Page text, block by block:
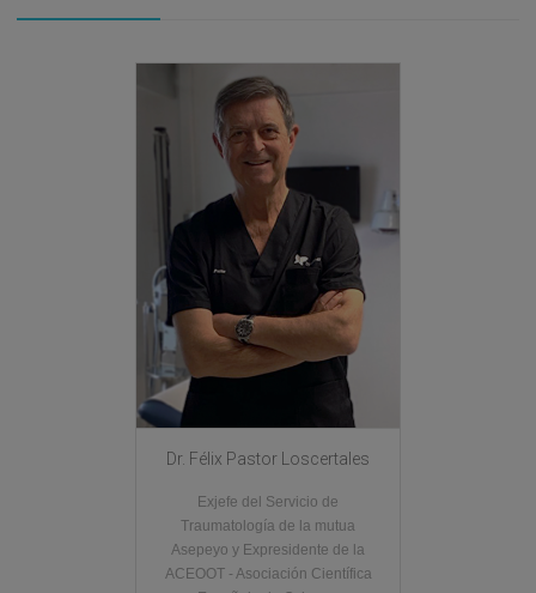
Dr. Félix Pastor Loscertales
Exjefe del Servicio de
Traumatología de la mutua
Asepeyo y Expresidente de la
ACEOOT - Asociación Científica